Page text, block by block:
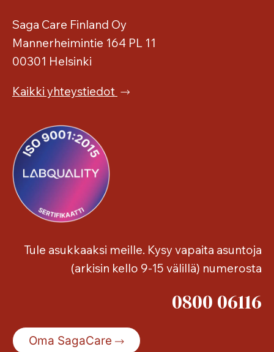
Saga Care Finland Oy
Mannerheimintie 164 PL 11
00301 Helsinki
Kaikki yhteystiedot
Tule asukkaaksi meille. Kysy vapaita asuntoja
(arkisin kello 9-15 välillä) numerosta
0800 06116
Oma SagaCare